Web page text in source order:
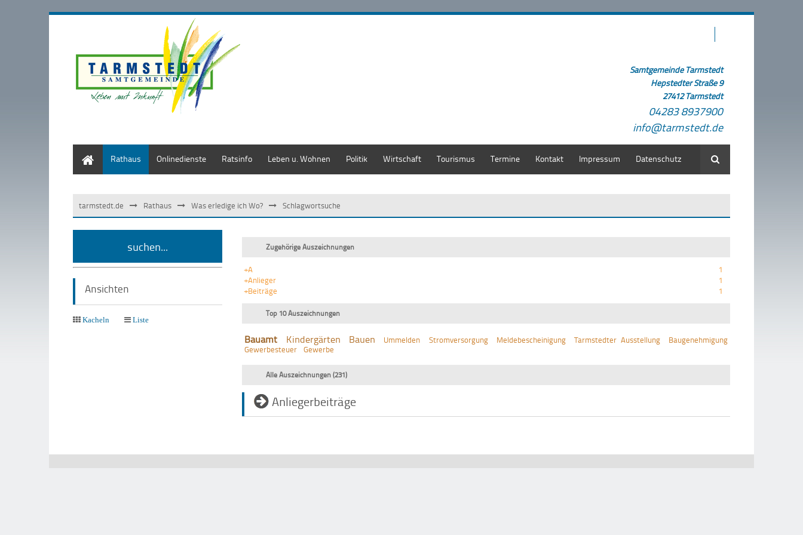
Samtgemeinde Tarmstedt
Hepstedter Straße 9
27412 Tarmstedt
04283 8937900
info@tarmstedt.de
Rathaus Onlinedienste Ratsinfo Leben u. Wohnen Politik Wirtschaft Tourismus Termine Kontakt Impressum Datenschutz Suche
tarmstedt.de Rathaus Was erledige ich Wo? Schlagwortsuche
suchen...
Ansichten
Kacheln Liste
Zugehörige Auszeichnungen
+A
1
+Anlieger
1
+Beiträge
1
Top 10 Auszeichnungen
Bauamt Kindergärten Bauen Ummelden Stromversorgung Meldebescheinigung Tarmstedter Ausstellung
Baugenehmigung
Gewerbesteuer
Gewerbe
Alle Auszeichnungen (231)
Anliegerbeiträge